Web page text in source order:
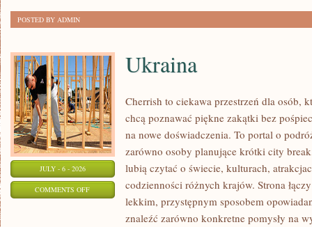
POSTED BY ADMIN
JULY - 6 - 2026
COMMENTS OFFON
Ukraina
Cherrish to ciekawa przestrzeń dla osób,
chcą poznawać piękne zakątki bez
na nowe doświadczenia. To portal o
zarówno osoby planujące krótki city
lubią czytać o świecie, kulturach,
codzienności różnych krajów. Strona
lekkim, przystępnym sposobem
znaleźć zarówno konkretne pomysły na